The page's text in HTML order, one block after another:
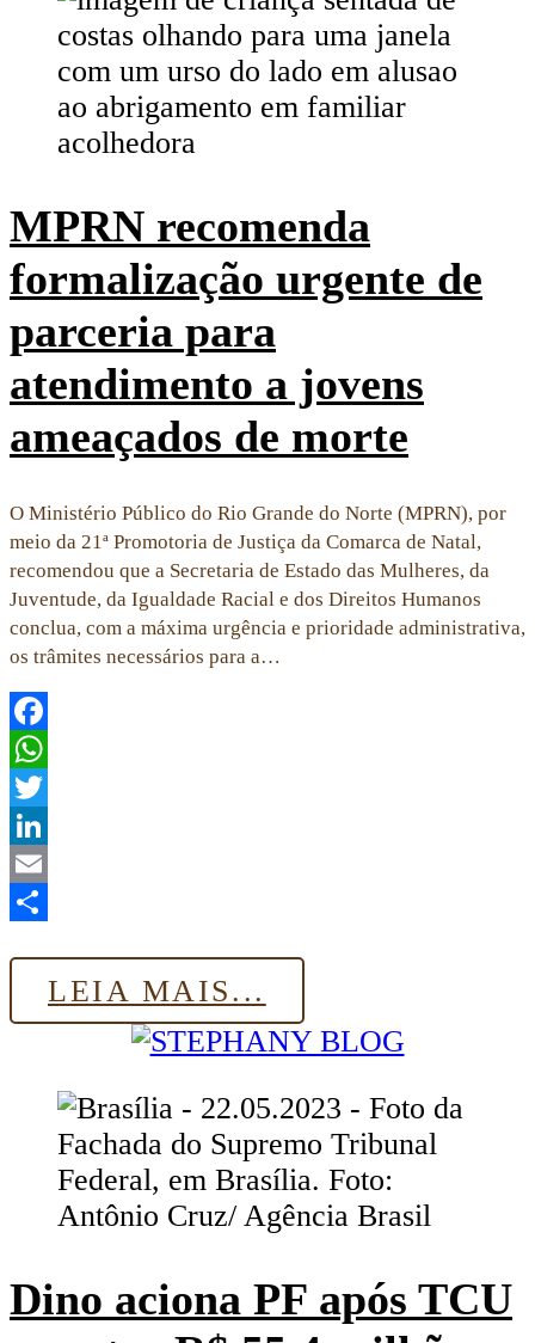
MPRN recomenda
formalização urgente de
parceria para
atendimento a jovens
ameaçados de morte
O Ministério Público do Rio Grande do Norte (MPRN), por
meio da 21ª Promotoria de Justiça da Comarca de Natal,
recomendou que a Secretaria de Estado das Mulheres, da
Juventude, da Igualdade Racial e dos Direitos Humanos
conclua, com a máxima urgência e prioridade administrativa,
os trâmites necessários para a…
Facebook
WhatsApp
Twitter
LinkedIn
Email
LEIA MAIS...
Dino aciona PF após TCU